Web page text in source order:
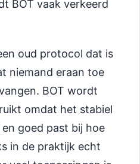
BOT vaak verkeerd
oud protocol dat is
niemand eraan toe
BOT wordt
omdat het stabiel
goed past bij hoe
in de praktijk echt